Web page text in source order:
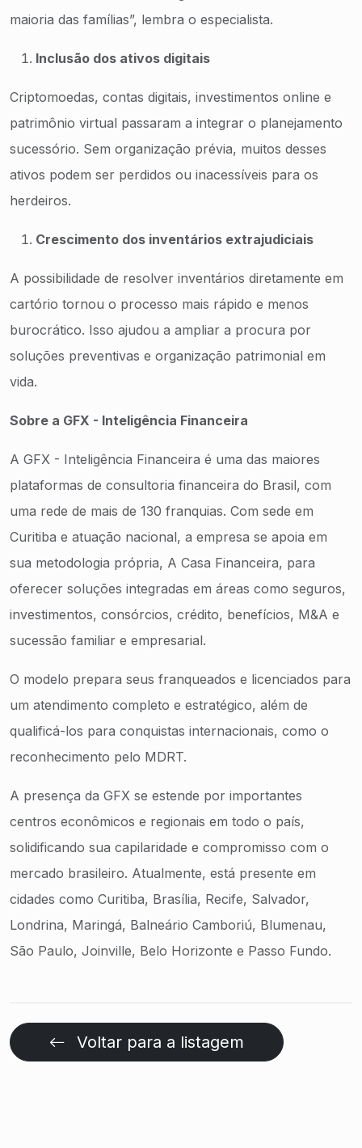
maioria das famílias”, lembra o especialista.
Inclusão dos ativos digitais
Criptomoedas, contas digitais, investimentos online e
patrimônio virtual passaram a integrar o planejamento
sucessório. Sem organização prévia, muitos desses
ativos podem ser perdidos ou inacessíveis para os
herdeiros.
Crescimento dos inventários extrajudiciais
A possibilidade de resolver inventários diretamente em
cartório tornou o processo mais rápido e menos
burocrático. Isso ajudou a ampliar a procura por
soluções preventivas e organização patrimonial em
vida.
Sobre a GFX - Inteligência Financeira
A GFX - Inteligência Financeira é uma das maiores
plataformas de consultoria financeira do Brasil, com
uma rede de mais de 130 franquias. Com sede em
Curitiba e atuação nacional, a empresa se apoia em
sua metodologia própria, A Casa Financeira, para
oferecer soluções integradas em áreas como seguros,
investimentos, consórcios, crédito, benefícios, M&A e
sucessão familiar e empresarial.
O modelo prepara seus franqueados e licenciados para
um atendimento completo e estratégico, além de
qualificá-los para conquistas internacionais, como o
reconhecimento pelo MDRT.
A presença da GFX se estende por importantes
centros econômicos e regionais em todo o país,
solidificando sua capilaridade e compromisso com o
mercado brasileiro. Atualmente, está presente em
cidades como Curitiba, Brasília, Recife, Salvador,
Londrina, Maringá, Balneário Camboriú, Blumenau,
São Paulo, Joinville, Belo Horizonte e Passo Fundo.
Voltar para a listagem